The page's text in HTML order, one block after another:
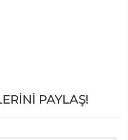
PAYLAŞ!